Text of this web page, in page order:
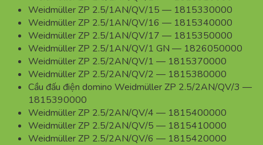
Weidmüller ZP 2.5/1AN/QV/15 — 1815330000
Weidmüller ZP 2.5/1AN/QV/16 — 1815340000
Weidmüller ZP 2.5/1AN/QV/17 — 1815350000
Weidmüller ZP 2.5/1AN/QV/1 GN — 1826050000
Weidmüller ZP 2.5/2AN/QV/1 — 1815370000
Weidmüller ZP 2.5/2AN/QV/2 — 1815380000
Cầu đấu điện domino Weidmüller ZP 2.5/2AN/QV/3 —
1815390000
Weidmüller ZP 2.5/2AN/QV/4 — 1815400000
Weidmüller ZP 2.5/2AN/QV/5 — 1815410000
Weidmüller ZP 2.5/2AN/QV/6 — 1815420000